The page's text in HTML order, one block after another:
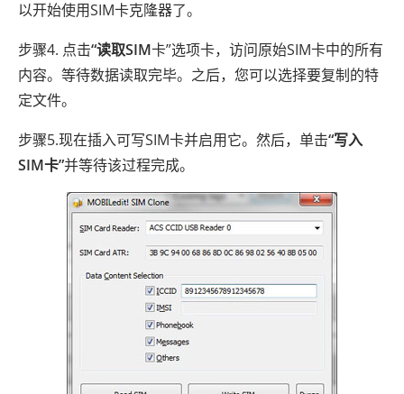
以开始使用SIM卡克隆器了。
步骤4. 点击“读取SIM卡”选项卡，访问原始SIM卡中的所有
内容。等待数据读取完毕。之后，您可以选择要复制的特
定文件。
步骤5.现在插入可写SIM卡并启用它。然后，单击“写入
SIM卡”并等待该过程完成。